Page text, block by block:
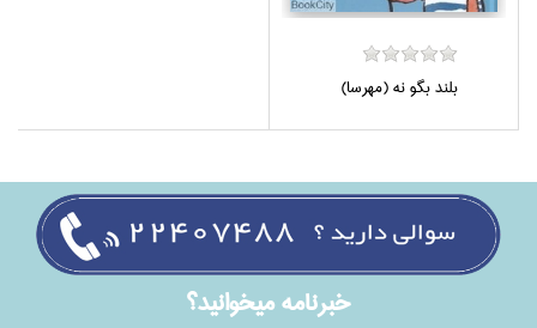
بلند بگو نه (مهرسا)
خبرنامه ميخوانيد؟